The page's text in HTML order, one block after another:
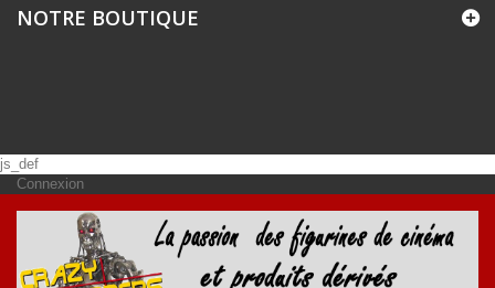
NOTRE BOUTIQUE
js_def
Connexion